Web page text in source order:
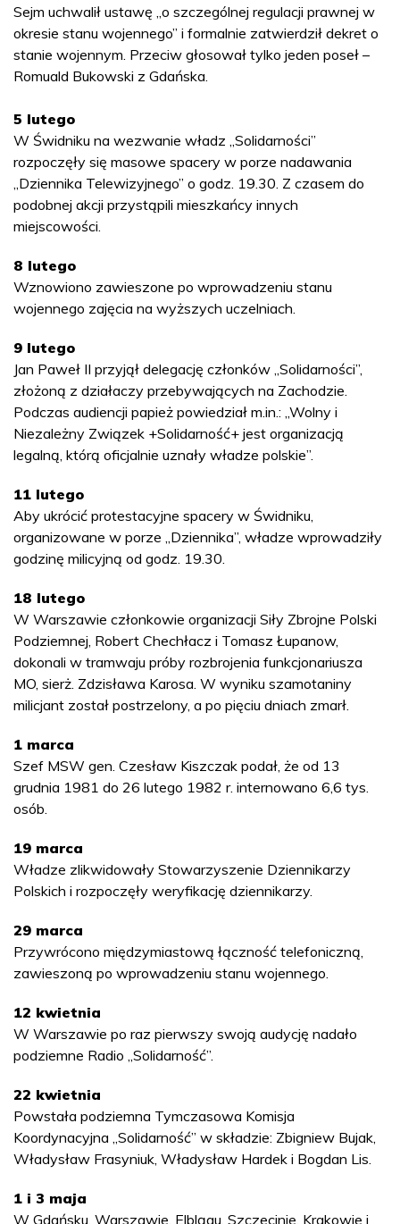
Sejm uchwalił ustawę „o szczególnej regulacji prawnej w
okresie stanu wojennego” i formalnie zatwierdził dekret o
stanie wojennym. Przeciw głosował tylko jeden poseł –
Romuald Bukowski z Gdańska.
5 lutego
W Świdniku na wezwanie władz „Solidarności”
rozpoczęły się masowe spacery w porze nadawania
„Dziennika Telewizyjnego” o godz. 19.30. Z czasem do
podobnej akcji przystąpili mieszkańcy innych
miejscowości.
8 lutego
Wznowiono zawieszone po wprowadzeniu stanu
wojennego zajęcia na wyższych uczelniach.
9 lutego
Jan Paweł II przyjął delegację członków „Solidarności”,
złożoną z działaczy przebywających na Zachodzie.
Podczas audiencji papież powiedział m.in.: „Wolny i
Niezależny Związek +Solidarność+ jest organizacją
legalną, którą oficjalnie uznały władze polskie”.
11 lutego
Aby ukrócić protestacyjne spacery w Świdniku,
organizowane w porze „Dziennika”, władze wprowadziły
godzinę milicyjną od godz. 19.30.
18 lutego
W Warszawie członkowie organizacji Siły Zbrojne Polski
Podziemnej, Robert Chechłacz i Tomasz Łupanow,
dokonali w tramwaju próby rozbrojenia funkcjonariusza
MO, sierż. Zdzisława Karosa. W wyniku szamotaniny
milicjant został postrzelony, a po pięciu dniach zmarł.
1 marca
Szef MSW gen. Czesław Kiszczak podał, że od 13
grudnia 1981 do 26 lutego 1982 r. internowano 6,6 tys.
osób.
19 marca
Władze zlikwidowały Stowarzyszenie Dziennikarzy
Polskich i rozpoczęły weryfikację dziennikarzy.
29 marca
Przywrócono międzymiastową łączność telefoniczną,
zawieszoną po wprowadzeniu stanu wojennego.
12 kwietnia
W Warszawie po raz pierwszy swoją audycję nadało
podziemne Radio „Solidarność”.
22 kwietnia
Powstała podziemna Tymczasowa Komisja
Koordynacyjna „Solidarność” w składzie: Zbigniew Bujak,
Władysław Frasyniuk, Władysław Hardek i Bogdan Lis.
1 i 3 maja
W Gdańsku, Warszawie, Elblągu, Szczecinie, Krakowie i